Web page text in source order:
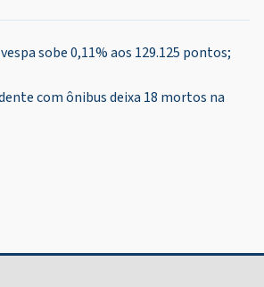
sobe 0,11% aos 129.125 pontos;
com ônibus deixa 18 mortos na